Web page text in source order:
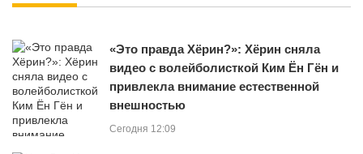
«Это правда Хёрин?»: Хёрин сняла
видео с волейболисткой Ким Ён Гён и
привлекла внимание естественной
внешностью
Сегодня 12:09